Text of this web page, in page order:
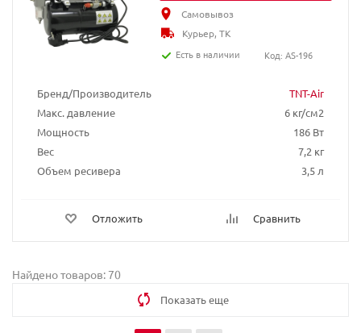
Бренд/Производитель
TNT-Air
Макс. давление
6 кг/см2
Мощность
186 Вт
Вес
7,2 кг
Объем ресивера
3,5 л
Отложить Сравнить
Самовывоз
Курьер, ТК
Есть в наличии
Код: AS-196
Найдено товаров: 70
Показать еще